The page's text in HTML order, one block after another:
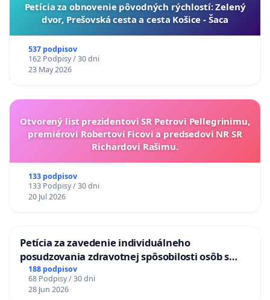
​Petícia za obnovenie pôvodných rýchlostí: Zelený
dvor, Prešovská cesta a cesta Košice - Šaca
537 podpisov
162 Podpisy / 30 dni
23 May 2026
Otvorený list prezidentovi SR Petrovi Pellegrinimu,
premiérovi Robertovi Ficovi a predsedovi NR SR
Richardovi Rašimu.
133 podpisov
133 Podpisy / 30 dni
20 Jul 2026
Petícia za zavedenie individuálneho
posudzovania zdravotnej spôsobilosti osôb s
diabetom 1. a 2. typu pri prijímaní do
Policajného zboru SR
188 podpisov
68 Podpisy / 30 dni
28 Jun 2026